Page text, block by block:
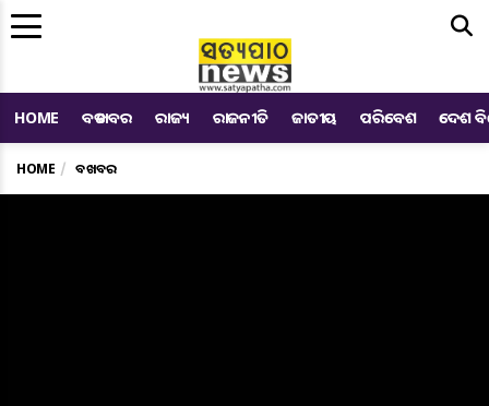
HOME ବଡ ଖବର ରାଜ୍ୟ ରାଜନୀତି ଜାତୀୟ ପରିବେଶ ଦେଶ
HOME ବଡ ଖବର